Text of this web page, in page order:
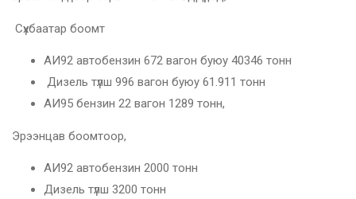
Сүхбаатар боомт
АИ92 автобензин 672 вагон буюу 40346 тонн
Дизель түлш 996 вагон буюу 61.911 тонн
АИ95 бензин 22 вагон 1289 тонн,
Эрээнцав боомтоор,
АИ92 автобензин 2000 тонн
Дизель түлш 3200 тонн